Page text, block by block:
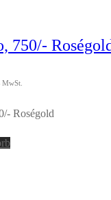
750/-
Roségold